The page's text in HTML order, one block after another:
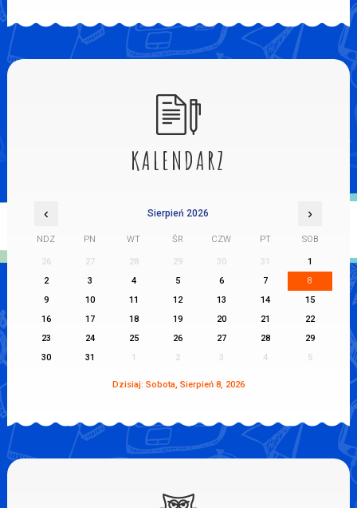
KALENDARZ
‹ Sierpień 2026 ›
NDZ PN WT ŚR CZW PT SOB
26 27 28 29 30 31
1
2
3 4 5 6 7
8
9
10 11 12 13 14
15
16
17 18 19 20 21
22
23
24 25 26 27 28
29
30
31 1 2 3 4 5
Dzisiaj: Sobota, Sierpień 8, 2026